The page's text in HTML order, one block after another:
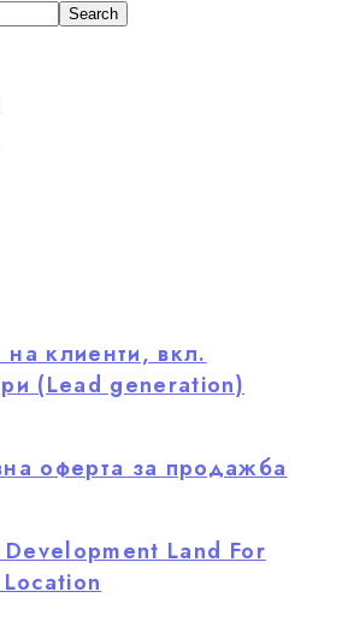
клиенти, вкл.
(Lead generation)
оферта за продажба
Land For